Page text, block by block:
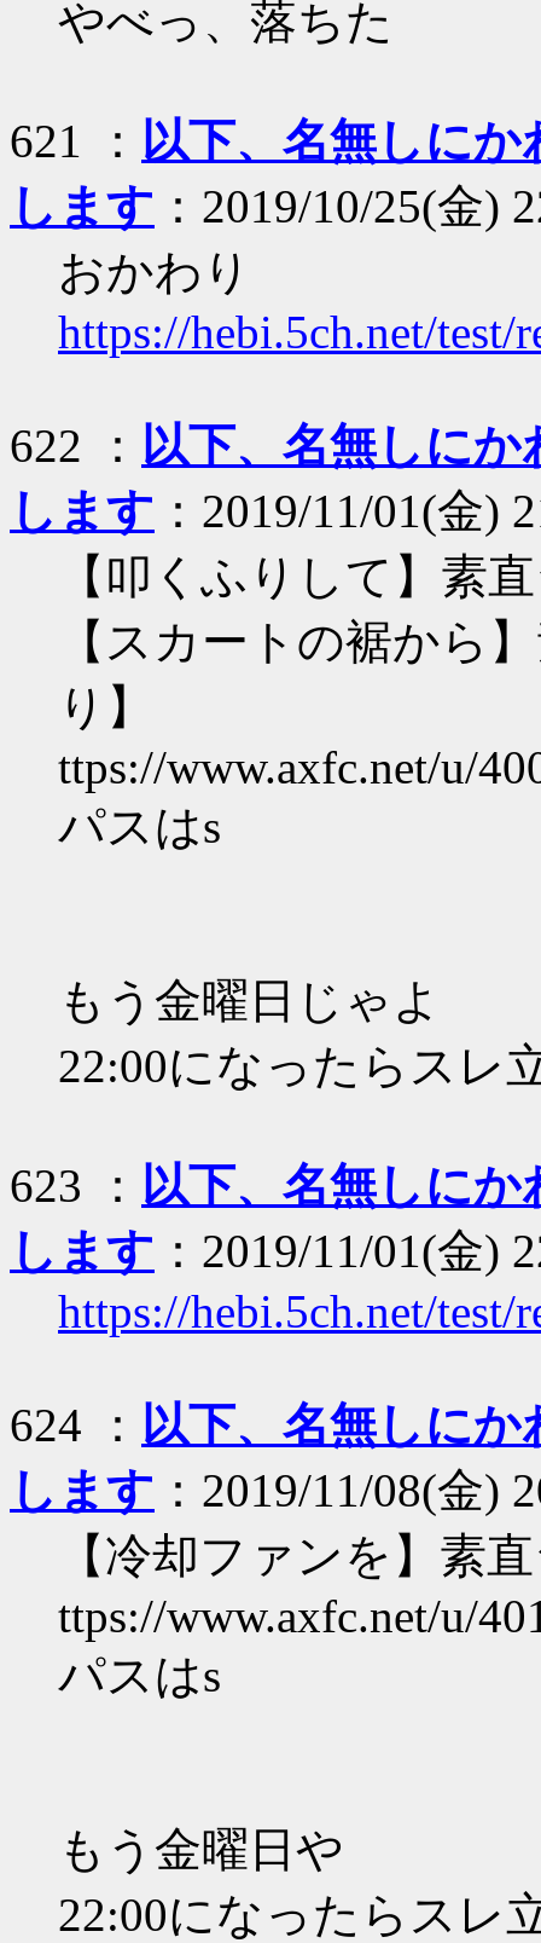
やべっ、落ちた
621 ： 以下、名無しに
します ：2019/10/25(金)
おかわり
https://hebi.5ch.net/test/
622 ： 以下、名無しに
します ：2019/11/01(金)
【叩くふりして】素
【スカートの裾から
り】
ttps://www.axfc.net/u/
パスはs
もう金曜日じゃよ
22:00になったらスレ
623 ： 以下、名無しに
します ：2019/11/01(金)
https://hebi.5ch.net/test/
624 ： 以下、名無しに
します ：2019/11/08(金)
【冷却ファンを】素
ttps://www.axfc.net/u/
パスはs
もう金曜日や
22:00になったらスレ